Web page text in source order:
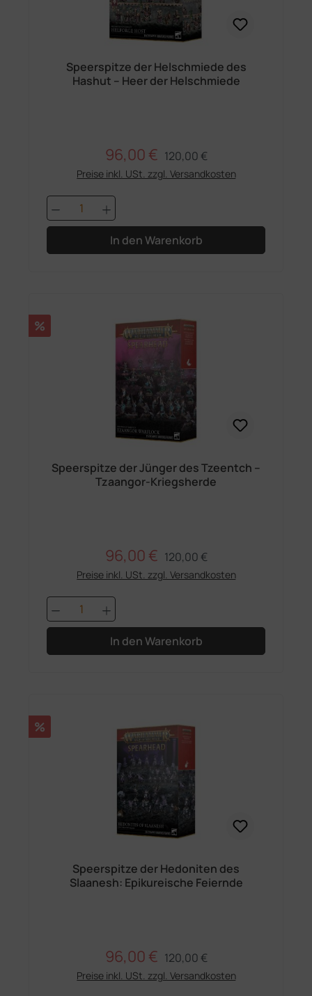
Speerspitze der Helschmiede des
Hashut – Heer der Helschmiede
Verkaufspreis:
96,00 € Regulärer Preis:
120,00 €
Preise inkl. USt. zzgl. Versandkosten
Produkt Anzahl: Gib den
In den Warenkorb
Rabatt
%
Speerspitze der Jünger des Tzeentch –
Tzaangor-Kriegsherde
Verkaufspreis:
96,00 € Regulärer Preis:
120,00 €
Preise inkl. USt. zzgl. Versandkosten
Produkt Anzahl: Gib den
In den Warenkorb
Rabatt
%
Speerspitze der Hedoniten des
Slaanesh: Epikureische Feiernde
Verkaufspreis:
96,00 € Regulärer Preis:
120,00 €
Preise inkl. USt. zzgl. Versandkosten